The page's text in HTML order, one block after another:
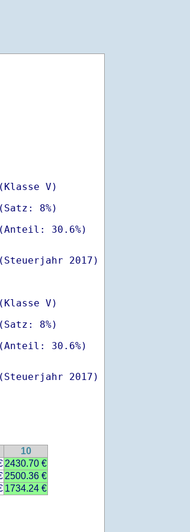
V)
8%)
2017)
V)
8%)
2017)
10
2430.70 €
2500.36 €
1734.24 €